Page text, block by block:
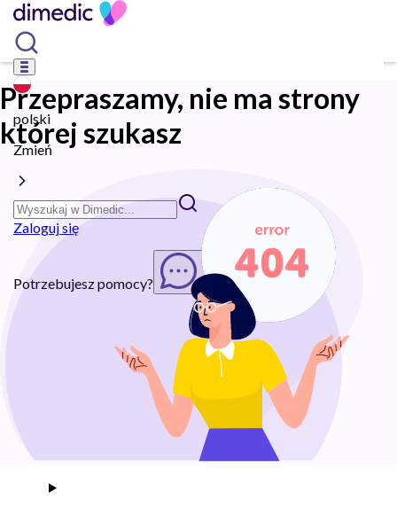
polski
Zmień
Zaloguj się
Potrzebujesz pomocy? Rozpocznij chat
Przepraszamy, nie ma strony
której szukasz